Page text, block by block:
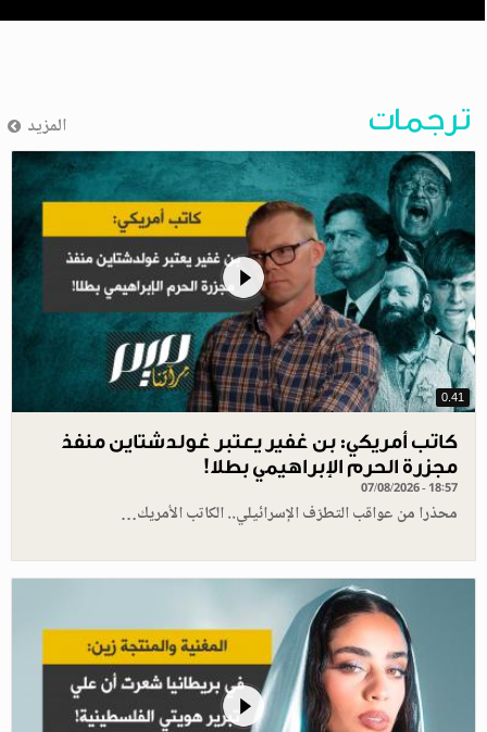
ترجمات المزيد
0.41
كاتب أمريكي: بن غفير يعتبر غولدشتاين منفذ
مجزرة الحرم الإبراهيمي بطلا!
07/08/2026 - 18:57
محذرا من عواقب التطرّف الإسرائيلي.. الكاتب الأمريك…